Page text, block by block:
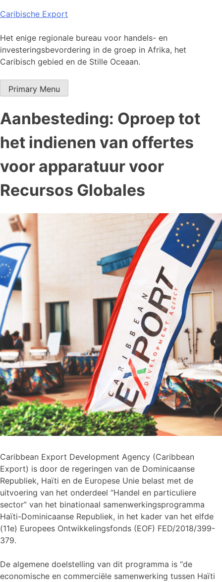
Skip
content
Caribische Export
Het enige regionale bureau voor handels- en
investeringsbevordering in de groep in Afrika, het
Caribisch gebied en de Stille Oceaan.
Primary Menu
Aanbesteding: Oproep tot
het indienen van offertes
voor apparatuur voor
Recursos Globales
Caribbean Export Development Agency (Caribbean
Export) is door de regeringen van de Dominicaanse
Republiek, Haïti en de Europese Unie belast met de
uitvoering van het onderdeel “Handel en particuliere
sector” van het binationaal samenwerkingsprogramma
Haïti-Dominicaanse Republiek, in het kader van het elfde
(11e) Europees Ontwikkelingsfonds (EOF) FED/2018/399-
379.
De algemene doelstelling van dit programma is “de
economische en commerciële samenwerking tussen Haïti